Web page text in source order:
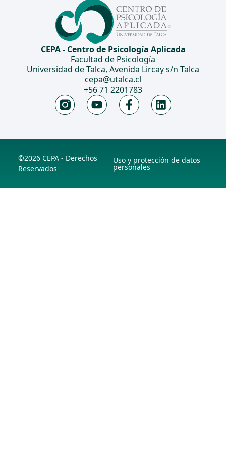
CEPA - Centro de Psicología Aplicada
Facultad de Psicología
Universidad de Talca, Avenida Lircay s/n Talca
cepa@utalca.cl
+56 71 2201783
©2026 CEPA - Derechos
Reservados
Uso y protección de datos
personales